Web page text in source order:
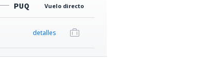
PUQ Vuelo directo
detalles